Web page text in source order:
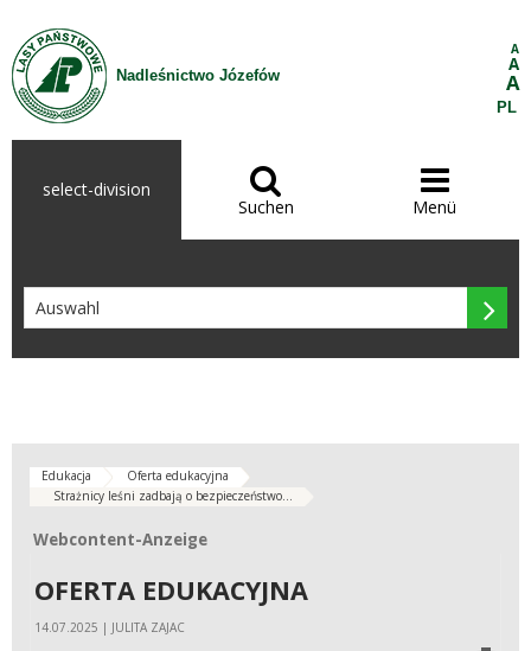
Zum Inhalt wechseln
Nadleśnictwo Józefów
A
A
A
PL
select-division 
Suchen

Menü

Edukacja
Oferta edukacyjna
Strażnicy leśni zadbają o bezpieczeństwo...
Webcontent-Anzeige
Webcontent-Anzeige
OFERTA EDUKACYJNA
14.07.2025 | JULITA ZAJAC